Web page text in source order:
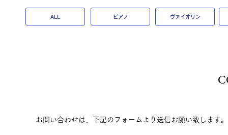
ALL ピアノ ヴァイオリン
お問い合わせは、下記のフォームより送信お願い致します